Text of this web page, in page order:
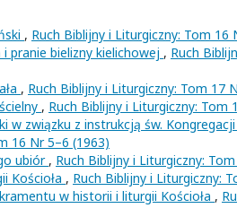
, Ruch Biblijny i Liturgiczny: Tom 16
pranie bielizny kielichowej , Ruch
, Ruch Biblijny i Liturgiczny: Tom 17
, Ruch Biblijny i Liturgiczny: Tom
w związku z instrukcją św.
16 Nr 5–6 (1963)
ubiór , Ruch Biblijny i Liturgiczny:
Kościoła , Ruch Biblijny i Liturgiczny:
w historii i liturgii Kościoła ,